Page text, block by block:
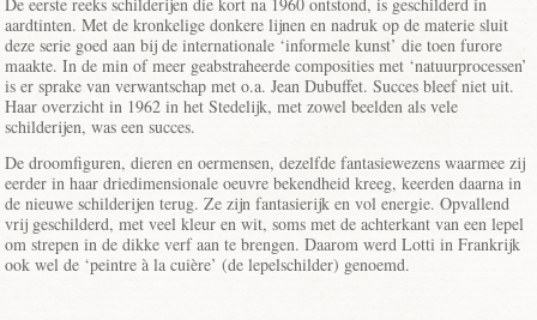
aardtinten. Met de kronkelige donkere lijnen en nadruk op de materie sluit
deze serie goed aan bij de internationale ‘informele kunst’ die toen furore
maakte. In de min of meer geabstraheerde composities met ‘natuurprocessen’
is er sprake van verwantschap met o.a. Jean Dubuffet. Succes bleef niet uit.
Haar overzicht in 1962 in het Stedelijk, met zowel beelden als vele
schilderijen, was een succes.
De droomfiguren, dieren en oermensen, dezelfde fantasiewezens waarmee zij
eerder in haar driedimensionale oeuvre bekendheid kreeg, keerden daarna in
de nieuwe schilderijen terug. Ze zijn fantasierijk en vol energie. Opvallend
vrij geschilderd, met veel kleur en wit, soms met de achterkant van een lepel
om strepen in de dikke verf aan te brengen. Daarom werd Lotti in Frankrijk
ook wel de ‘peintre à la cuière’ (de lepelschilder) genoemd.